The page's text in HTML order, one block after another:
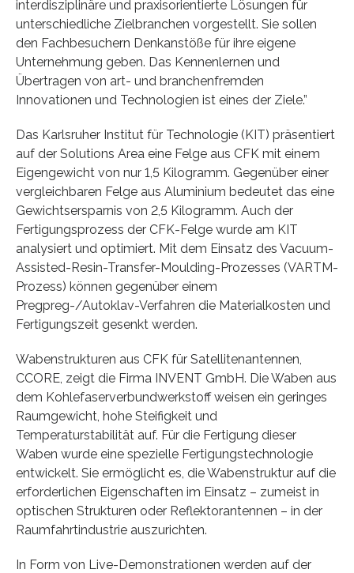
interdisziplinäre und praxisorientierte Lösungen für
unterschiedliche Zielbranchen vorgestellt. Sie sollen
den Fachbesuchern Denkanstöße für ihre eigene
Unternehmung geben. Das Kennenlernen und
Übertragen von art- und branchenfremden
Innovationen und Technologien ist eines der Ziele.”
Das Karlsruher Institut für Technologie (KIT) präsentiert
auf der Solutions Area eine Felge aus CFK mit einem
Eigengewicht von nur 1,5 Kilogramm. Gegenüber einer
vergleichbaren Felge aus Aluminium bedeutet das eine
Gewichtsersparnis von 2,5 Kilogramm. Auch der
Fertigungsprozess der CFK-Felge wurde am KIT
analysiert und optimiert. Mit dem Einsatz des Vacuum-
Assisted-Resin-Transfer-Moulding-Prozesses (VARTM-
Prozess) können gegenüber einem
Pregpreg-/Autoklav-Verfahren die Materialkosten und
Fertigungszeit gesenkt werden.
Wabenstrukturen aus CFK für Satellitenantennen,
CCORE, zeigt die Firma INVENT GmbH. Die Waben aus
dem Kohlefaserverbundwerkstoff weisen ein geringes
Raumgewicht, hohe Steifigkeit und
Temperaturstabilität auf. Für die Fertigung dieser
Waben wurde eine spezielle Fertigungstechnologie
entwickelt. Sie ermöglicht es, die Wabenstruktur auf die
erforderlichen Eigenschaften im Einsatz – zumeist in
optischen Strukturen oder Reflektorantennen – in der
Raumfahrtindustrie auszurichten.
In Form von Live-Demonstrationen werden auf der